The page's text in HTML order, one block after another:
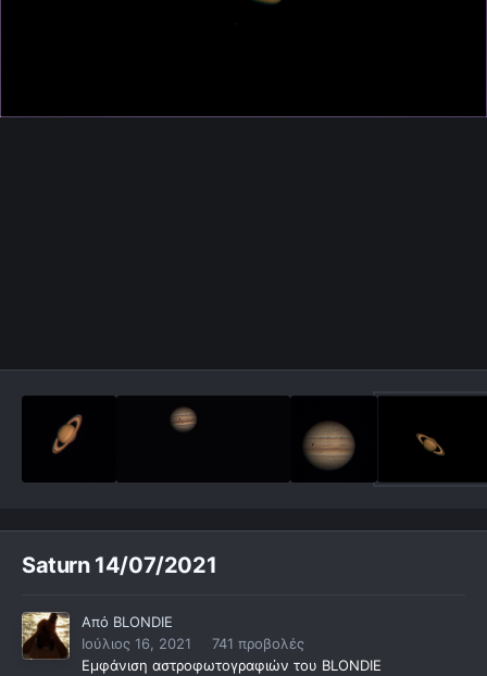
Saturn 14/07/2021
Από BLONDIE
Ιούλιος 16, 2021
741 προβολές
Εμφάνιση αστροφωτογραφιών του BLONDIE